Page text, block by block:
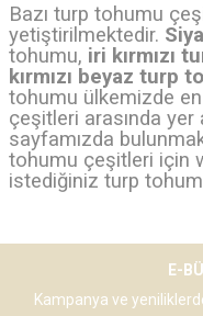
Bazı turp tohumu
yetiştirilmektedir.
tohumu, iri kırmızı
kırmızı beyaz turp
tohumu ülkemizde
çeşitleri arasında yer
sayfamızda
tohumu çeşitleri için
istediğiniz turp
E-
Kampanya ve